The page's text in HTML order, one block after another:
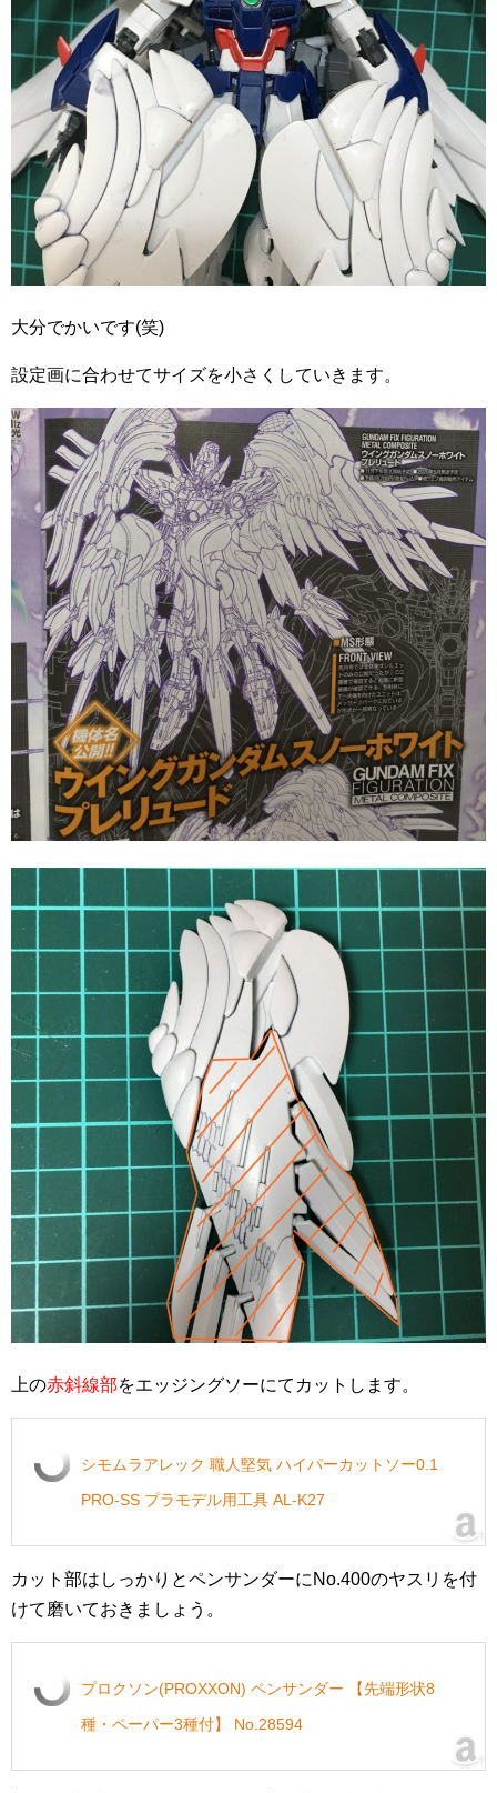
大分でかいです(笑)
設定画に合わせてサイズを小さくしていきます。
上の赤斜線部をエッジングソーにてカットします。
シモムラアレック 職人堅気 ハイパーカットソー0.1
PRO-SS プラモデル用工具 AL-K27
カット部はしっかりとペンサンダーにNo.400のヤスリを付
けて磨いておきましょう。
プロクソン(PROXXON) ペンサンダー 【先端形状8
種・ペーパー3種付】 No.28594